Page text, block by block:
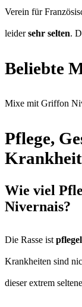
Verein für
leidersehr selten.
Beliebte
Mixe mit Griffon
Pflege,
Wie viel
Nivernais?
Die Rasse ist
Krankheiten sind
dieser extrem